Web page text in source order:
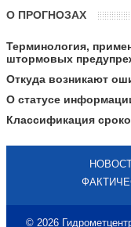
О ПРОГНОЗАХ
Терминология,
штормовых
Откуда возникают
О статусе
Классификация
© 2026